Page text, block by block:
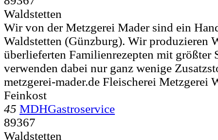
Waldstetten
Wir von der Metzgerei Mader sind ein
Waldstetten (Günzburg). Wir produzieren
überlieferten Familienrezepten mit größter
verwenden dabei nur ganz wenige
metzgerei-mader.de Fleischerei Metzgerei
Feinkost
45 MDHGastroservice
89367
Waldstetten